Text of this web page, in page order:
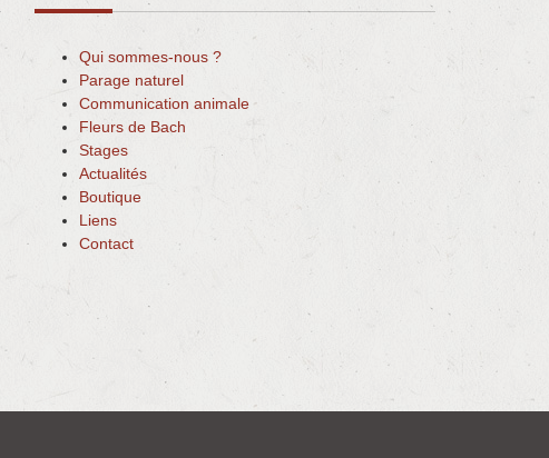
Qui sommes-nous ?
Parage naturel
Communication animale
Fleurs de Bach
Stages
Actualités
Boutique
Liens
Contact